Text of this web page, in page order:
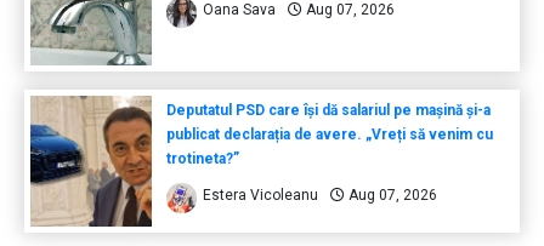
Oana Sava Aug 07, 2026
Deputatul PSD care își dă salariul pe mașină și-a
publicat declarația de avere. „Vreți să venim cu
trotineta?”
Estera Vicoleanu Aug 07, 2026